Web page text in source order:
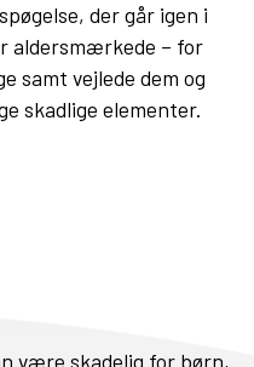
der går igen i
aldersmærkede – for
samt vejlede dem og
skadlige elementer.
være skadelig for børn,